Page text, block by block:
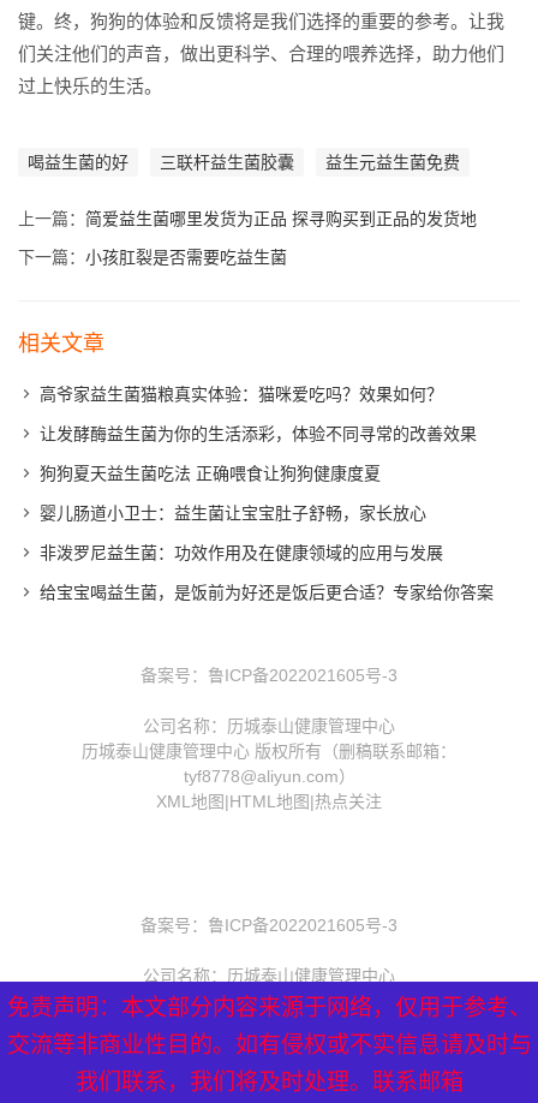
键。终，狗狗的体验和反馈将是我们选择的重要的参考。让我
们关注他们的声音，做出更科学、合理的喂养选择，助力他们
过上快乐的生活。
喝益生菌的好 三联杆益生菌胶囊 益生元益生菌免费
上一篇： 简爱益生菌哪里发货为正品 探寻购买到正品的发货地
下一篇： 小孩肛裂是否需要吃益生菌
相关文章
高爷家益生菌猫粮真实体验：猫咪爱吃吗？效果如何？
让发酵酶益生菌为你的生活添彩，体验不同寻常的改善效果
狗狗夏天益生菌吃法 正确喂食让狗狗健康度夏
婴儿肠道小卫士：益生菌让宝宝肚子舒畅，家长放心
非泼罗尼益生菌：功效作用及在健康领域的应用与发展
给宝宝喝益生菌，是饭前为好还是饭后更合适？专家给你答案
备案号： 鲁ICP备2022021605号-3
公司名称：历城泰山健康管理中心
历城泰山健康管理中心 版权所有（删稿联系邮箱：
tyf8778@aliyun.com）
XML地图|HTML地图|热点关注
免责声明：本文部分内容来源于网络，仅用于参考、
交流等非商业性目的。如有侵权或不实信息请及时与
我们联系，我们将及时处理。联系邮箱
免责声明：本文部分内容来源于网络，仅用于参考、
交流等非商业性目的。如有侵权或不实信息请及时与
我们联系，我们将及时处理。联系邮箱
备案号： 鲁ICP备2022021605号-3
公司名称：历城泰山健康管理中心
历城泰山健康管理中心 版权所有（删稿联系邮箱：
XML地图
HTML地图|热点关注
免责声明：本文部分内容来源于网络，仅用于参考、
交流等非商业性目的。如有侵权或不实信息请及时与
我们联系，我们将及时处理。联系邮箱